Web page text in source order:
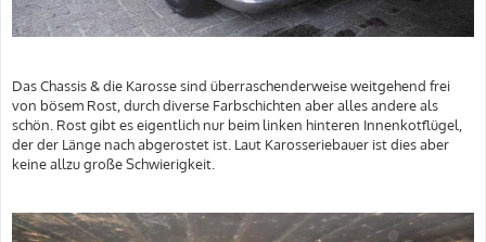
Das Chassis & die Karosse sind überraschenderweise weitgehend frei
von bösem Rost, durch diverse Farbschichten aber alles andere als
schön. Rost gibt es eigentlich nur beim linken hinteren Innenkotflügel,
der der Länge nach abgerostet ist. Laut Karosseriebauer ist dies aber
keine allzu große Schwierigkeit.